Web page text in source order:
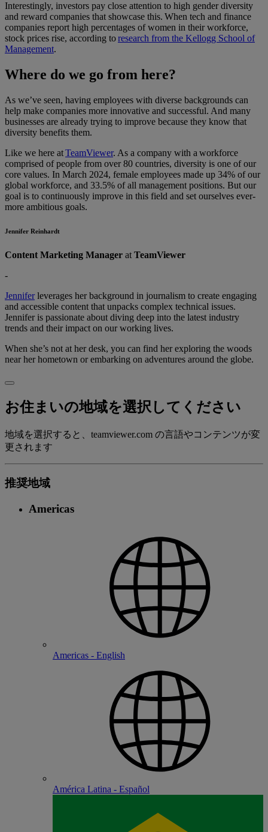
Interestingly, investors pay close attention to high gender diversity
and reward companies that showcase this. When tech and finance
companies report high percentages of women in their workforce,
stock prices rise, according toresearch from the Kellogg School of
Management.
Where do we go from here?
As we’ve seen, having employees with diverse backgrounds can
help make companies more innovative and successful. And many
businesses are already trying to improve because they know that
diversity benefits them.
Like we here atTeamViewer. As a company with a workforce
comprised of people from over 80 countries, diversity is one of our
core values. In March 2024, female employees made up 34% of our
global workforce, and 33.5% of all management positions. But our
goal is to continuously improve in this field and set ourselves ever-
more ambitious goals.
Jennifer Reinhardt
Content Marketing Manager at TeamViewer
-
Jenniferleverages her background in journalism to create engaging
and accessible content that unpacks complex technical issues.
Jennifer is passionate about diving deep into the latest industry
trends and their impact on our working lives.
When she’s not at her desk, you can find her exploring the woods
near her hometown or embarking on adventures around the globe.
お住まいの地域を選択してください
地域を選択すると、teamviewer.com の言語やコンテンツが変
更されます
推奨地域
Americas
Americas - English
América Latina - Español